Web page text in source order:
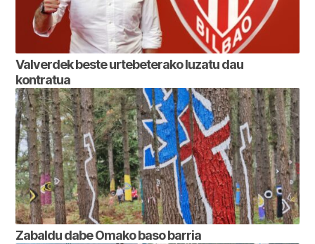
Valverdek beste urtebeterako luzatu dau
kontratua
Zabaldu dabe Omako baso barria